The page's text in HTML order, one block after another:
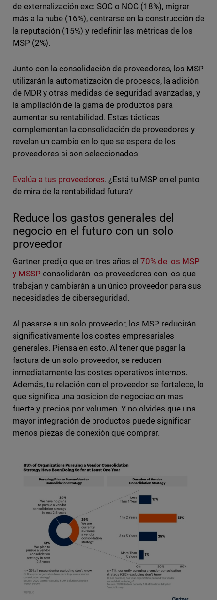
de externalización exc: SOC o NOC (18%), migrar
más a la nube (16%), centrarse en la construcción de
la reputación (15%) y redefinir las métricas de los
MSP (2%).
Junto con la consolidación de proveedores, los MSP
utilizarán la automatización de procesos, la adición
de MDR y otras medidas de seguridad avanzadas, y
la ampliación de la gama de productos para
aumentar su rentabilidad. Estas tácticas
complementan la consolidación de proveedores y
revelan un cambio en lo que se espera de los
proveedores si son seleccionados.
Evalúa a tus proveedores. ¿Está tu MSP en el punto
de mira de la rentabilidad futura?
Reduce los gastos generales del
negocio en el futuro con un solo
proveedor
Gartner predijo que en tres años el70% de los MSP
y MSSP consolidarán los proveedores con los que
trabajan y cambiarán a un único proveedor para sus
necesidades de ciberseguridad.
Al pasarse a un solo proveedor, los MSP reducirán
significativamente los costes empresariales
generales. Piensa en esto. Al tener que pagar la
factura de un solo proveedor, se reducen
inmediatamente los costes operativos internos.
Además, tu relación con el proveedor se fortalece, lo
que significa una posición de negociación más
fuerte y precios por volumen. Y no olvides que una
mayor integración de productos puede significar
menos piezas de conexión que comprar.